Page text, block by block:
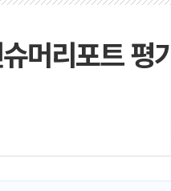
깊이가 다
"호남 없
SK하이
IPARK
준공업지
현대해상,
머리포트 평